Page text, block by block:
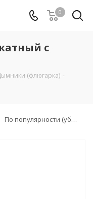
0
с
(флюгарка) -
По популярности (убывание)